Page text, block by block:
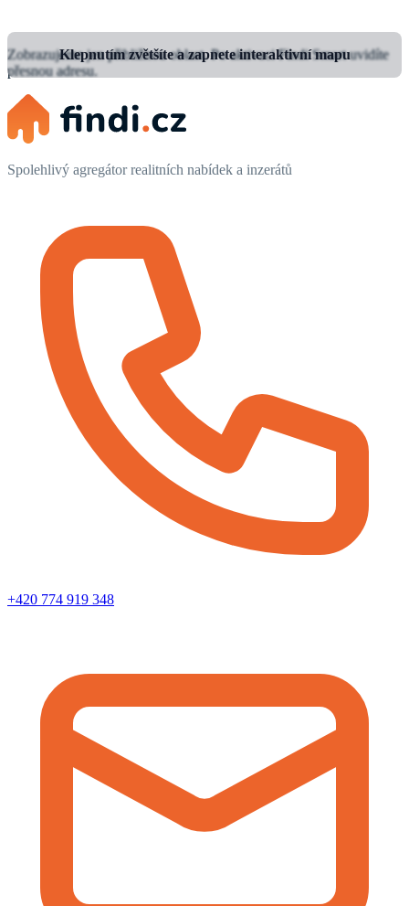
Klepnutím zvětšíte a zapnete interaktivní mapu
Zobrazujeme jen přibližnou oblast.Po aktivaci Findi Smart uvidíte
přesnou adresu.
Spolehlivý agregátor realitních nabídek a inzerátů
+420 774 919 348